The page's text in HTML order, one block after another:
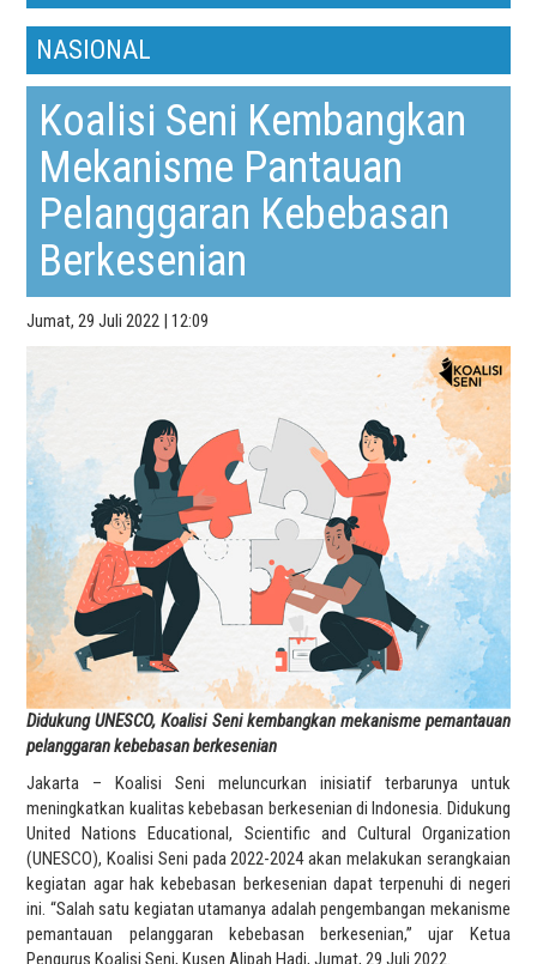
NASIONAL
Koalisi Seni Kembangkan
Mekanisme Pantauan
Pelanggaran Kebebasan
Berkesenian
Jumat, 29 Juli 2022 | 12:09
Didukung UNESCO, Koalisi Seni kembangkan mekanisme pemantauan
pelanggaran kebebasan berkesenian
Jakarta – Koalisi Seni meluncurkan inisiatif terbarunya untuk
meningkatkan kualitas kebebasan berkesenian di Indonesia. Didukung
United Nations Educational, Scientific and Cultural Organization
(UNESCO), Koalisi Seni pada 2022-2024 akan melakukan serangkaian
kegiatan agar hak kebebasan berkesenian dapat terpenuhi di negeri
ini. “Salah satu kegiatan utamanya adalah pengembangan mekanisme
pemantauan pelanggaran kebebasan berkesenian,” ujar Ketua
Pengurus Koalisi Seni, Kusen Alipah Hadi, Jumat, 29 Juli 2022.